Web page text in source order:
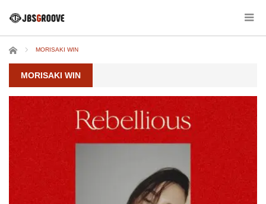
ホーム MORISAKI WIN
MORISAKI WIN